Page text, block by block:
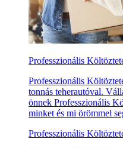
Professzionális
Professzionális
tonnás teherautóval.
önnek Professzionális
minket és mi örömmel
Professzionális